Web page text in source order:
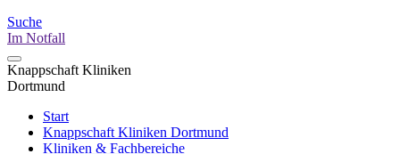
Suche
Im Notfall
Knappschaft Kliniken
Dortmund
Start
Knappschaft Kliniken Dortmund
Kliniken & Fachbereiche